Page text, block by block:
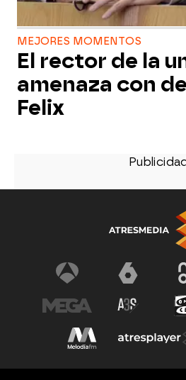
MEJORES MOMENTOS
El rector de la
amenaza con
Felix